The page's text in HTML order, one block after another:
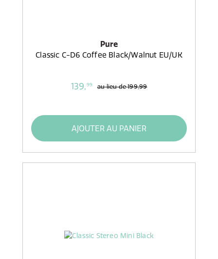
Pure
Classic C-D6 Coffee Black/Walnut EU/UK
139,99 au lieu de199,99
AJOUTER AU PANIER